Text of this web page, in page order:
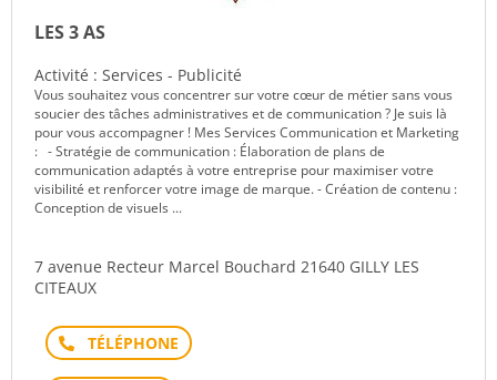
LES 3 AS
Activité : Services - Publicité
Vous souhaitez vous concentrer sur votre cœur de métier sans vous
soucier des tâches administratives et de communication ? Je suis là
pour vous accompagner ! Mes Services Communication et Marketing
: - Stratégie de communication : Élaboration de plans de
communication adaptés à votre entreprise pour maximiser votre
visibilité et renforcer votre image de marque. - Création de contenu :
Conception de visuels ...
7 avenue Recteur Marcel Bouchard 21640 GILLY LES
CITEAUX
Téléphone